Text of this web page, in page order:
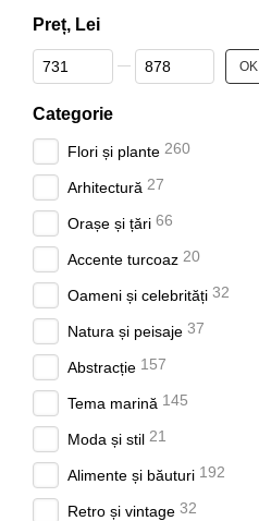
Preț, Lei
De la Preț, Lei
Până la Preț, Lei OK
Categorie
Flori și plante 260
Arhitectură 27
Orașe și țări 66
Accente turcoaz 20
Oameni și celebrități 32
Natura și peisaje 37
Abstracție 157
Tema marină 145
Moda și stil 21
Alimente și băuturi 192
Retro și vintage 32